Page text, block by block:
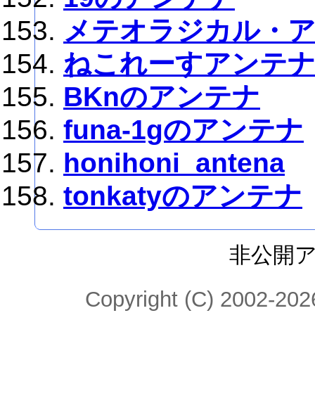
メテオラジカル・
ねこれーすアンテ
BKnのアンテナ
funa-1gのアンテナ
honihoni_antena
tonkatyのアンテナ
非公開
Copyright (C) 2002-